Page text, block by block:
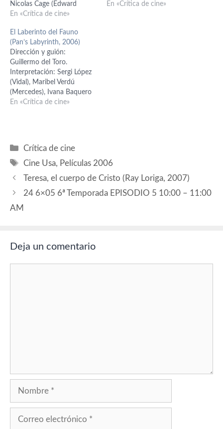
Nicolas Cage (Edward
Malus), Ellen Burstyn
Kate Beahan (hermana
Willow), Frances Conroy
(Dra. Moss), Erika-Shaye
Gair (Rowan), Leelee
Sobieski (hermana Honey),
Molly Parker (hermana
Rose), Diane Delano
(Beech). Guión: Neil LaBute;
En «Crítica de cine»
Carlin), Val Kilmer (Andrew
En «Crítica de cine»
El Laberinto del Fauno
(Pan’s Labyrinth, 2006)
Dirección y guión:
Guillermo del Toro.
Interpretación: Sergi López
(Vidal), Maribel Verdú
(Mercedes), Ivana Baquero
(Ofelia), Álex Angulo
(Garcés), Roger Casamajor
(Pedro). Producción:
Cuarón, Álvaro Augustín,
Bertha Navarro y Frida
Navarrete.…
En «Crítica de cine»
Categorías
Crítica de cine
Etiquetas
Cine Usa, Películas 2006
Teresa, el cuerpo de Cristo (Ray Loriga, 2007)
24 6×05 6ª Temporada EPISODIO 5 10:00 – 11:00
AM
Deja un comentario